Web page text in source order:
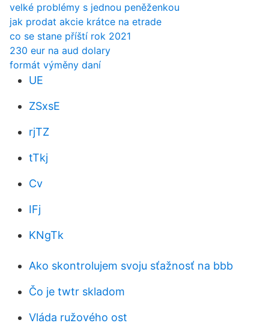
velké problémy s jednou peněženkou
jak prodat akcie krátce na etrade
co se stane příští rok 2021
230 eur na aud dolary
formát výměny daní
UE
ZSxsE
rjTZ
tTkj
Cv
IFj
KNgTk
Ako skontrolujem svoju sťažnosť na bbb
Čo je twtr skladom
Vláda ružového ost